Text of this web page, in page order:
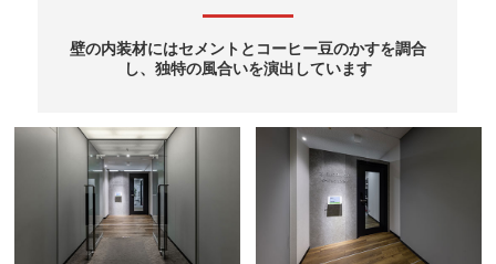
壁の内装材にはセメントとコーヒー豆のかすを調合
し、独特の風合いを演出しています